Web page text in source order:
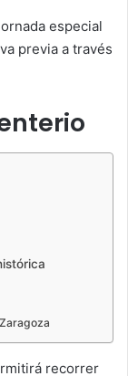
especial
previa a través
recorrer